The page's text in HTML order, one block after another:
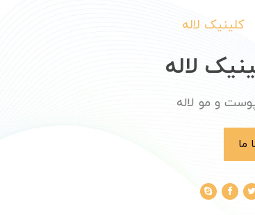
کلینیک لاله
لاله
و مو لاله
ما